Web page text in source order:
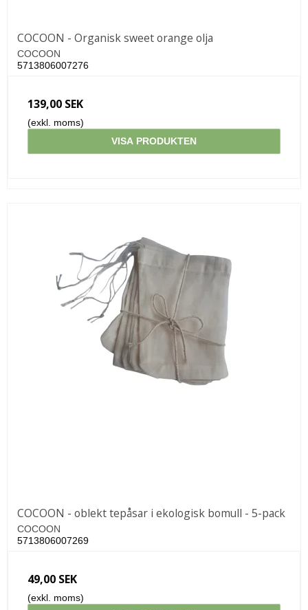
COCOON - Organisk sweet orange olja
COCOON
5713806007276
139,00 SEK
(exkl. moms)
VISA PRODUKTEN
COCOON - oblekt tepåsar i ekologisk bomull - 5-pack
COCOON
5713806007269
49,00 SEK
(exkl. moms)